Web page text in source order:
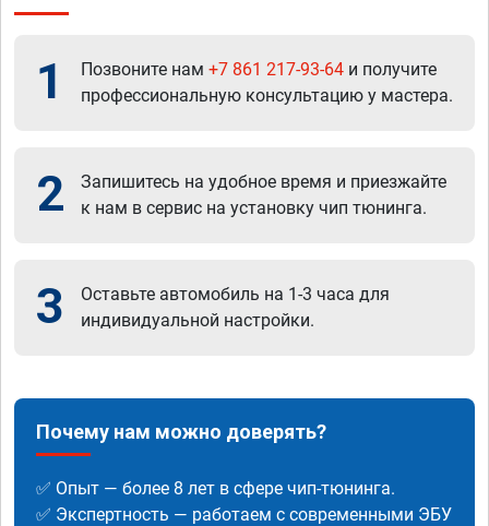
1 Позвоните нам +7 861 217-93-64 и получите
профессиональную консультацию у мастера.
2
Запишитесь на удобное время и приезжайте
к нам в сервис на установку чип тюнинга.
3
Оставьте автомобиль на 1-3 часа для
индивидуальной настройки.
Почему нам можно доверять?
✅ Опыт — более 8 лет в сфере чип-тюнинга.
✅ Экспертность — работаем с современными ЭБУ